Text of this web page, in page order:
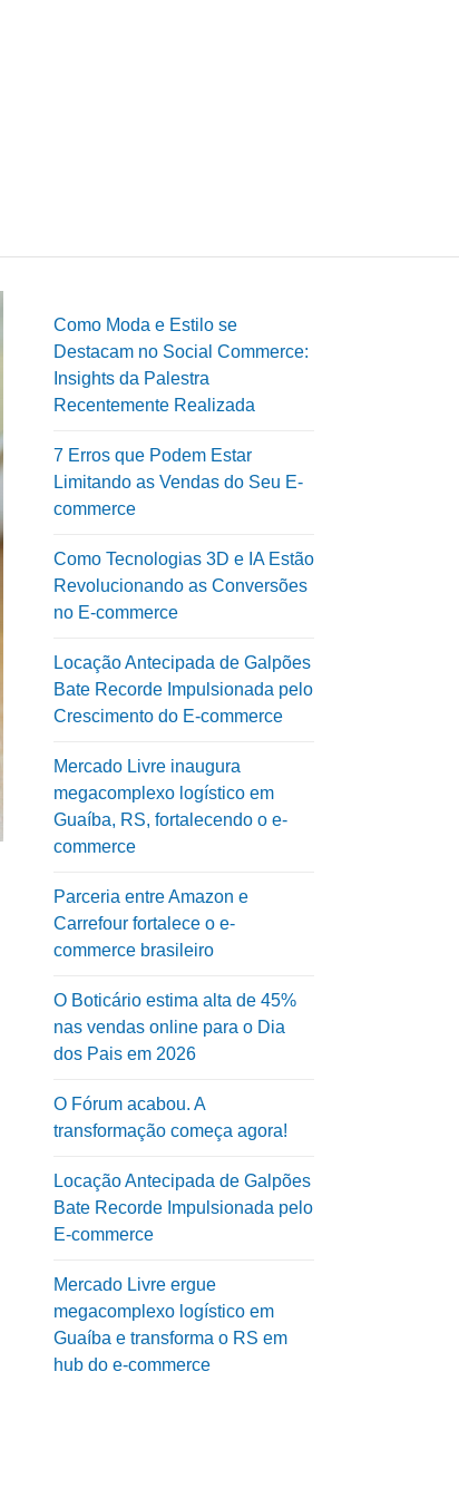
Como Moda e Estilo se
Destacam no Social Commerce:
Insights da Palestra
Recentemente Realizada
7 Erros que Podem Estar
Limitando as Vendas do Seu E-
commerce
Como Tecnologias 3D e IA Estão
Revolucionando as Conversões
no E-commerce
Locação Antecipada de Galpões
Bate Recorde Impulsionada pelo
Crescimento do E-commerce
Mercado Livre inaugura
megacomplexo logístico em
Guaíba, RS, fortalecendo o e-
commerce
Parceria entre Amazon e
Carrefour fortalece o e-
commerce brasileiro
O Boticário estima alta de 45%
nas vendas online para o Dia
dos Pais em 2026
O Fórum acabou. A
transformação começa agora!
Locação Antecipada de Galpões
Bate Recorde Impulsionada pelo
E-commerce
Mercado Livre ergue
megacomplexo logístico em
Guaíba e transforma o RS em
hub do e-commerce